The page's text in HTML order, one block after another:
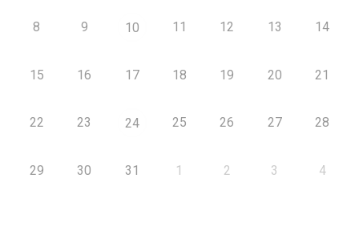
8 9 10 11 12 13 14
15 16 17 18 19 20 21
22 23 24 25 26 27 28
29 30 31 1 2 3 4